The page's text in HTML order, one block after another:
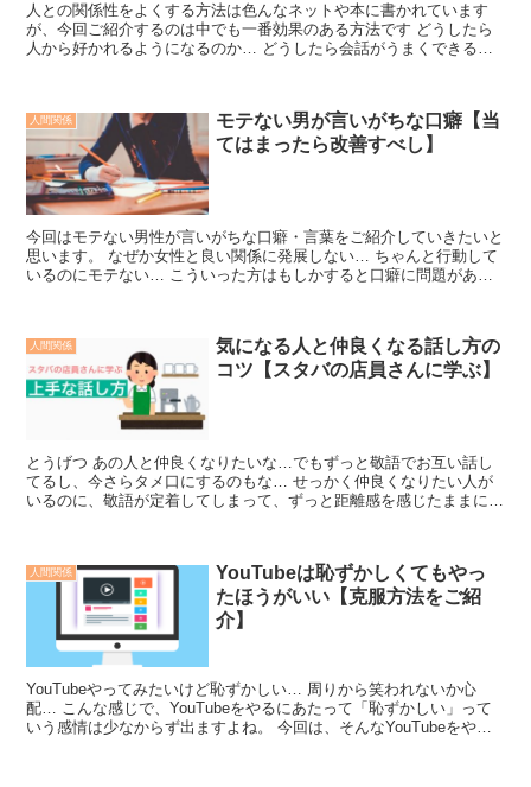
人との関係性をよくする方法は色んなネットや本に書かれています
が、今回ご紹介するのは中でも一番効果のある方法です どうしたら
人から好かれるようになるのか… どうしたら会話がうまくできるか
人間関係
モテない男が言いがちな口癖【当
てはまったら改善すべし】
今回はモテない男性が言いがちな口癖・言葉をご紹介していきたいと
思います。 なぜか女性と良い関係に発展しない… ちゃんと行動して
いるのにモテない… こういった方はもしかすると口癖に問題がある
人間関係
気になる人と仲良くなる話し方の
コツ【スタバの店員さんに学ぶ】
とうげつ あの人と仲良くなりたいな…でもずっと敬語でお互い話し
てるし、今さらタメ口にするのもな… せっかく仲良くなりたい人が
いるのに、敬語が定着してしまって、ずっと距離感を感じたままにな
人間関係
YouTubeは恥ずかしくてもやっ
たほうがいい【克服方法をご紹
介】
YouTubeやってみたいけど恥ずかしい… 周りから笑われないか心
配… こんな感じで、YouTubeをやるにあたって「恥ずかしい」って
いう感情は少なからず出ますよね。 今回は、そんなYouTubeをやっ